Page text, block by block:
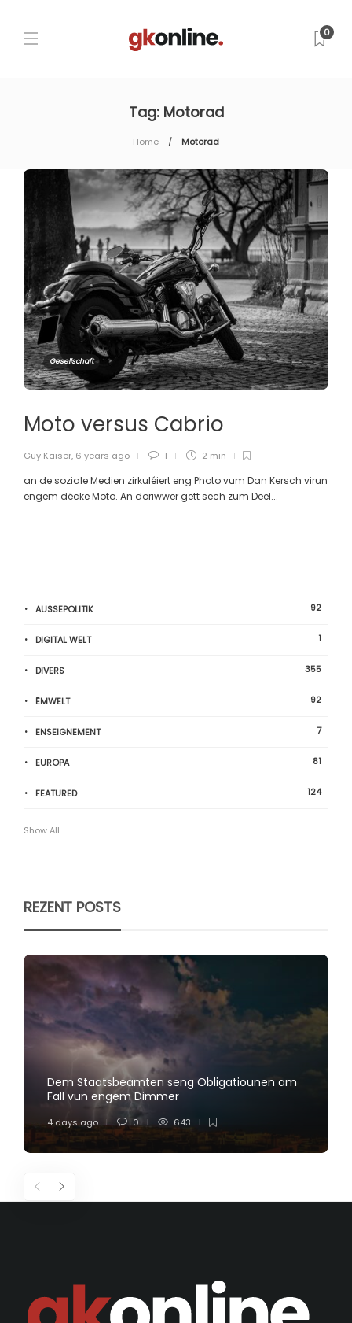
0
Tag: Motorad
Home Motorad
Gesellschaft
Moto versus Cabrio
Guy Kaiser, 6 years ago 1 2 min
an de soziale Medien zirkuléiert eng Photo vum Dan Kersch virun
engem décke Moto. An doriwwer gëtt sech zum Deel...
AUSSEPOLITIK 92
DIGITAL WELT 1
DIVERS 355
ËMWELT 92
ENSEIGNEMENT 7
EUROPA 81
FEATURED 124
Show All
REZENT POSTS
Dem Staatsbeamten seng Obligatiounen am
Fall vun engem Dimmer
4 days ago 0 643